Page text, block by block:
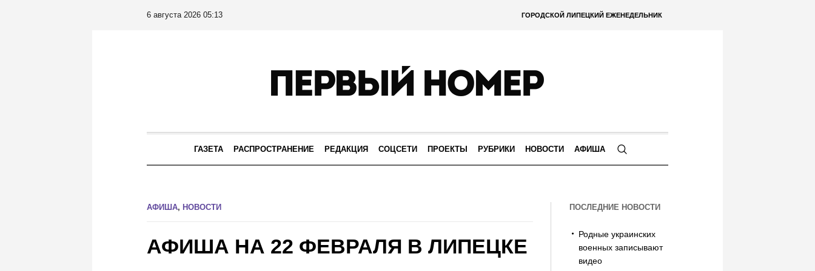
ГОРОДСКОЙ ЛИПЕЦКИЙ ЕЖЕНЕДЕЛЬНИК
6 августа 2026 05:13
ГАЗЕТА РАСПРОСТРАНЕНИЕ РЕДАКЦИЯ СОЦСЕТИ ПРОЕКТЫ РУБРИКИ НОВОСТИ АФИША
АФИША, НОВОСТИ
АФИША НА 22 ФЕВРАЛЯ В ЛИПЕЦКЕ
ПОСЛЕДНИЕ НОВОСТИ
Родные украинских
военных записывают
видео